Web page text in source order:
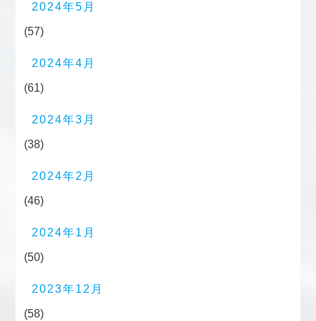
2024年5月
(57)
2024年4月
(61)
2024年3月
(38)
2024年2月
(46)
2024年1月
(50)
2023年12月
(58)